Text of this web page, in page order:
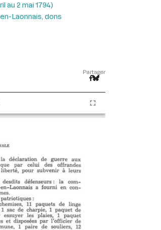
au 2 mai 1794)
Laonnais, dons
Partager